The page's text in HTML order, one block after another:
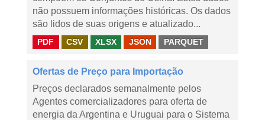
não possuem informações históricas. Os dados
são lidos de suas origens e atualizado...
PDF CSV XLSX JSON PARQUET
Ofertas de Preço para Importação
Preços declarados semanalmente pelos
Agentes comercializadores para oferta de
energia da Argentina e Uruguai para o Sistema